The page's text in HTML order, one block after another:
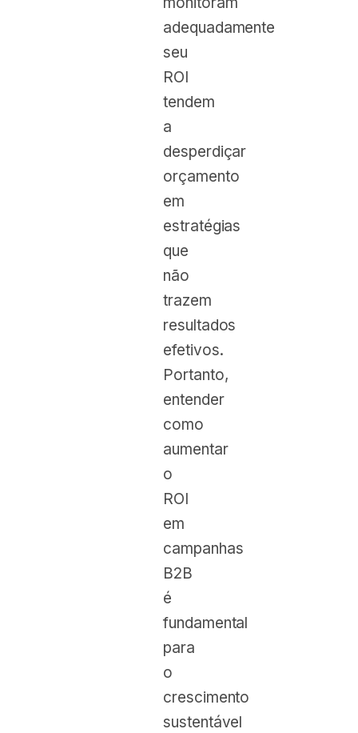
adequadamente
seu
ROI
tendem
a
desperdiçar
orçamento
em
estratégias
que
não
trazem
resultados
efetivos.
Portanto,
entender
como
aumentar
o
ROI
em
campanhas
B2B
é
fundamental
para
o
crescimento
sustentável